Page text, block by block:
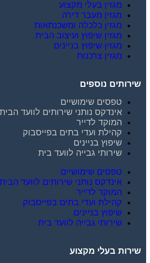
מגזין בעלי מקצוע
מגזין מעבר דירה
מגזין כלכלה ומשכנתאות
מגזין שיפוץ ועיצוב הבית
מגזין שיפוץ בניינים
מגזין צרכנות
שירותים נוספים
טפסים שימושיים
אינדקס נותני שירותים לוועד הבית
המוקד לדייר
קהילת ועדי בתים בפייסבוק
שיפוץ בניינים
שירותי גבייה לוועד בית
טפסים שימושיים
אינדקס נותני שירותים לוועד הבית
המוקד לדייר
קהילת ועדי בתים בפייסבוק
שיפוץ בניינים
שירותי גבייה לוועד בית
שירות בעלי מקצוע